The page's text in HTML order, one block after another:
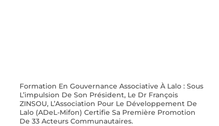
Formation En Gouvernance Associative À Lalo : Sous
L’impulsion De Son Président, Le Dr François
ZINSOU, L’Association Pour Le Développement De
Lalo (ADeL-Mifon) Certifie Sa Première Promotion
De 33 Acteurs Communautaires.